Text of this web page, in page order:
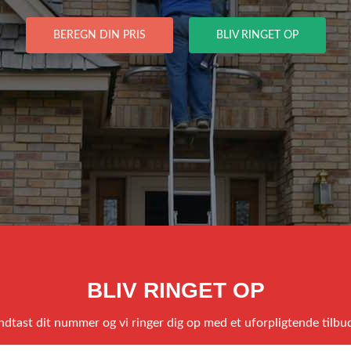
BEREGN DIN PRIS BLIV RINGET OP
BLIV RINGET OP
dit nummer og vi ringer dig op med et uforpligtende